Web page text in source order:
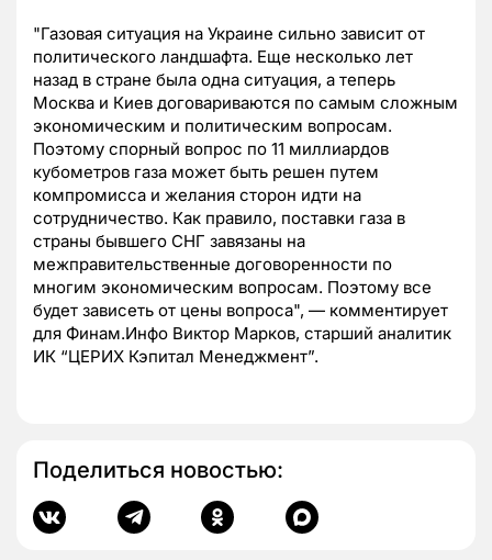
"Газовая ситуация на Украине сильно зависит от
политического ландшафта. Еще несколько лет
назад в стране была одна ситуация, а теперь
Москва и Киев договариваются по самым сложным
экономическим и политическим вопросам.
Поэтому спорный вопрос по 11 миллиардов
кубометров газа может быть решен путем
компромисса и желания сторон идти на
сотрудничество. Как правило, поставки газа в
страны бывшего СНГ завязаны на
межправительственные договоренности по
многим экономическим вопросам. Поэтому все
будет зависеть от цены вопроса", — комментирует
для Финам.Инфо Виктор Марков, старший аналитик
ИК “ЦЕРИХ Кэпитал Менеджмент”.
Поделиться новостью: